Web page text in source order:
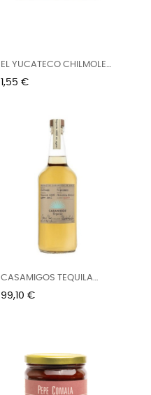
EL YUCATECO CHILMOLE
PASTA...
Precio
1,55 €
CASAMIGOS TEQUILA
REPOSADO...
Precio
99,10 €